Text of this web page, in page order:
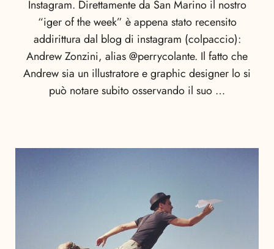
Instagram. Direttamente da San Marino il nostro
“iger of the week” è appena stato recensito
addirittura dal blog di instagram (colpaccio):
Andrew Zonzini, alias @perrycolante. Il fatto che
Andrew sia un illustratore e graphic designer lo si
può notare subito osservando il suo …